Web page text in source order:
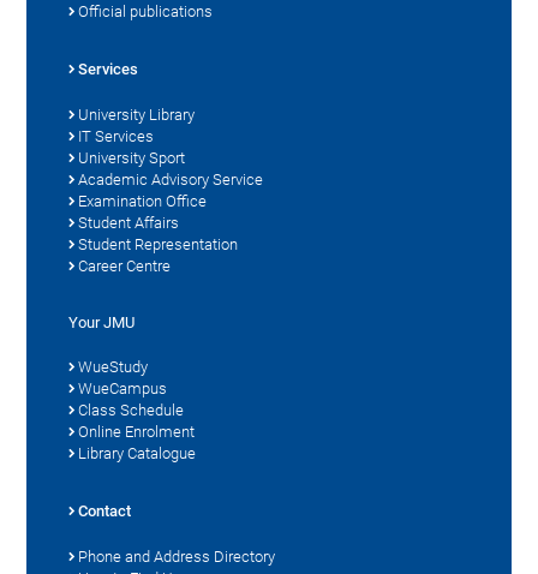
Official publications
Services
University Library
IT Services
University Sport
Academic Advisory Service
Examination Office
Student Affairs
Student Representation
Career Centre
Your JMU
WueStudy
WueCampus
Class Schedule
Online Enrolment
Library Catalogue
Contact
Phone and Address Directory